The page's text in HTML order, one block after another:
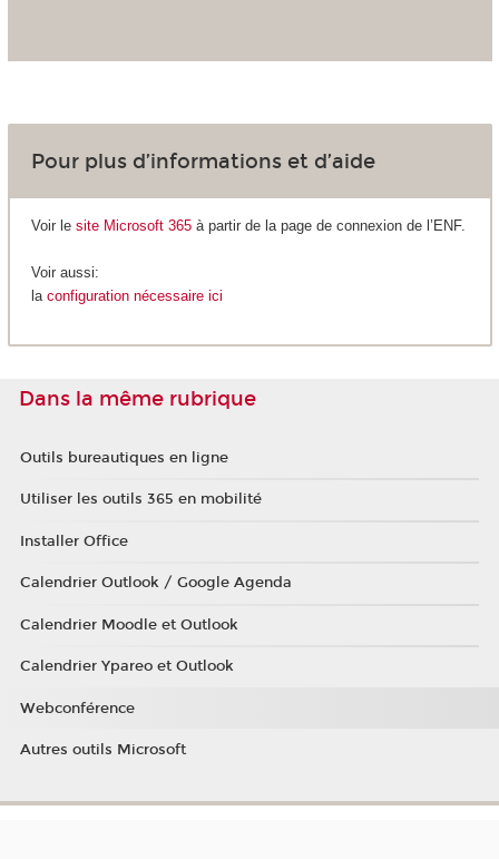
Pour plus d’informations et d’aide
Voir le site Microsoft 365à partir de la page de connexion de l’ENF.
Voir aussi:
la configuration nécessaire ici
Dans la même rubrique
Outils bureautiques en ligne
Utiliser les outils 365 en mobilité
Installer Office
Calendrier Outlook / Google Agenda
Calendrier Moodle et Outlook
Calendrier Ypareo et Outlook
Webconférence
Autres outils Microsoft